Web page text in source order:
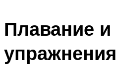
Плавание и